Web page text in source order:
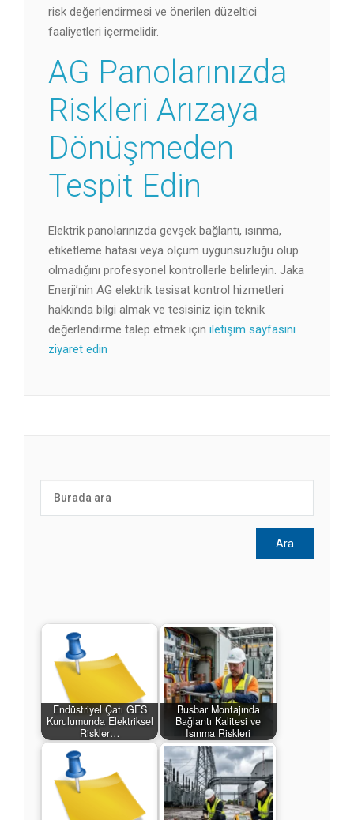
risk değerlendirmesi ve önerilen düzeltici
faaliyetleri içermelidir.
AG Panolarınızda
Riskleri Arızaya
Dönüşmeden
Tespit Edin
Elektrik panolarınızda gevşek bağlantı, ısınma,
etiketleme hatası veya ölçüm uygunsuzluğu olup
olmadığını profesyonel kontrollerle belirleyin. Jaka
Enerji’nin AG elektrik tesisat kontrol hizmetleri
hakkında bilgi almak ve tesisiniz için teknik
değerlendirme talep etmek için iletişim sayfasını
ziyaret edin
Endüstriyel Çatı GES
Kurulumunda Elektriksel
Riskler…
Busbar Montajında
Bağlantı Kalitesi ve
Isınma Riskleri